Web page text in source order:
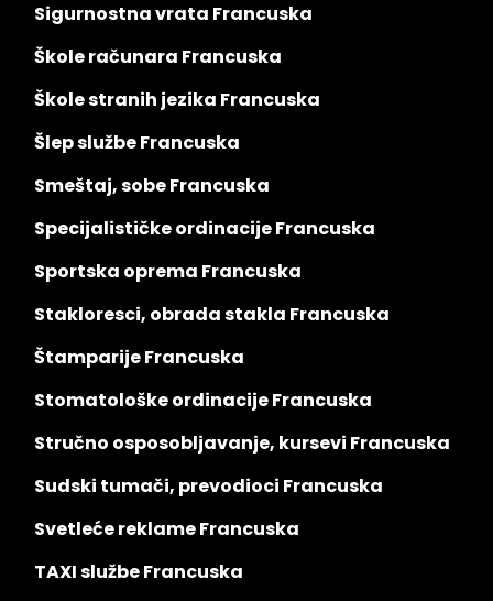
Sigurnostna vrata Francuska
Škole računara Francuska
Škole stranih jezika Francuska
Šlep službe Francuska
Smeštaj, sobe Francuska
Specijalističke ordinacije Francuska
Sportska oprema Francuska
Stakloresci, obrada stakla Francuska
Štamparije Francuska
Stomatološke ordinacije Francuska
Stručno osposobljavanje, kursevi Francuska
Sudski tumači, prevodioci Francuska
Svetleće reklame Francuska
TAXI službe Francuska